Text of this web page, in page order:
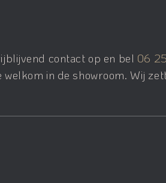
contact op en bel 06
in de showroom. Wij